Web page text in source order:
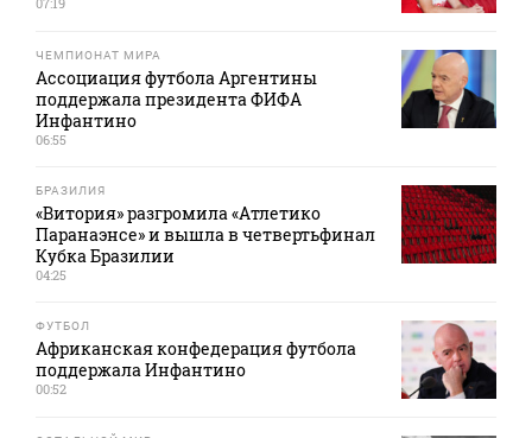
ЧЕМПИОНАТ МИРА
Ассоциация футбола Аргентины
поддержала президента ФИФА
Инфантино
06:55
БРАЗИЛИЯ
«Витория» разгромила «Атлетико
Паранаэнсе» и вышла в четвертьфинал
Кубка Бразилии
04:25
ФУТБОЛ
Африканская конфедерация футбола
поддержала Инфантино
00:52